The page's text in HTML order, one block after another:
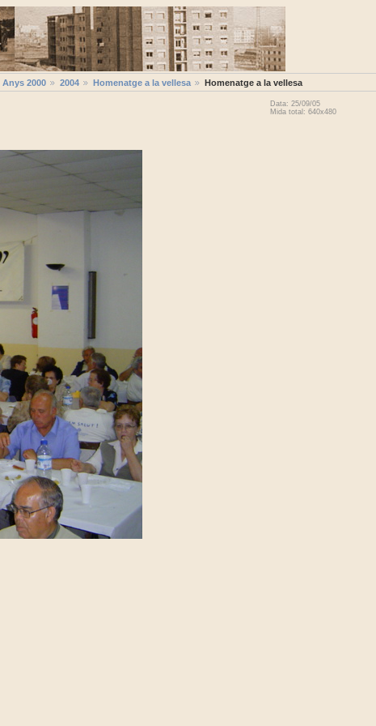
Anys 2000 2004 Homenatge a la vellesa Homenatge a la vellesa
Data: 25/09/05
Mida total: 640x480